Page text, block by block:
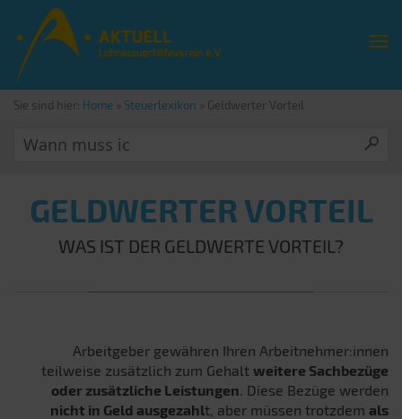
Sie sind hier: Home » Steuerlexikon » Geldwerter Vorteil
GELDWERTER VORTEIL
WAS IST DER GELDWERTE VORTEIL?
Arbeitgeber gewähren Ihren Arbeitnehmer:innen
teilweise zusätzlich zum Gehalt weitere Sachbezüge
oder zusätzliche Leistungen. Diese Bezüge werden
nicht in Geld ausgezahlt, aber müssen trotzdem als